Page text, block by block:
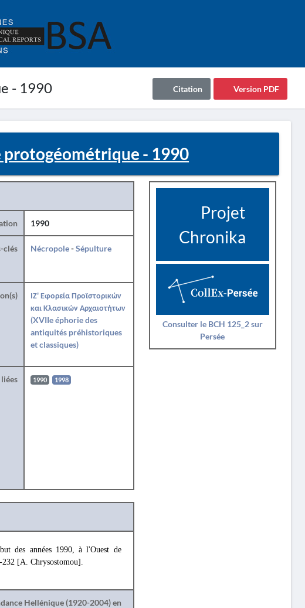
- 1990 Version PDF
Citation
protogéométrique - 1990
1990
clés Nécropole-Sépulture
ΙΖ' Εφορεία Προϊστορικών
και Κλασικών Αρχαιοτήτων
(XVIIe éphorie des
antiquités préhistoriques
et classiques)
1990 1998
des années 1990, à l'Ouest de
232 [A. Chrysostomou].
Hellénique (1920-2004) en
Projet
Chronika
Consulter le BCH 125_2 sur
Persée